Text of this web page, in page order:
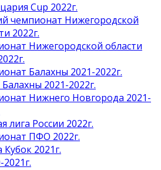
Cup 2022г.
чемпионат Нижегородской
2022г.
Нижегородской области
Балахны 2021-2022г.
2021-2022г.
Нижнего Новгорода 2021-
лига России 2022г.
ПФО 2022г.
2021г.